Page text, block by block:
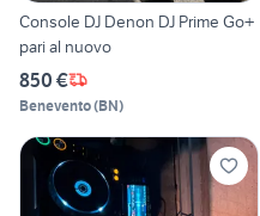
Console DJ Denon DJ Prime Go+
pari al nuovo
850 €
Benevento(BN)